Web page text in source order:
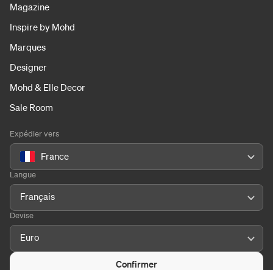
Magazine
Inspire by Mohd
Marques
Designer
Mohd & Elle Decor
Sale Room
Expédier vers
France
Langue
Français
Devise
Euro
Confirmer